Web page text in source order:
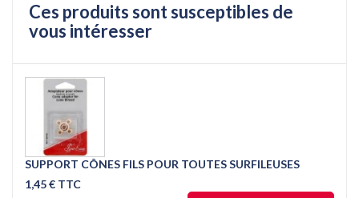
Ces produits sont susceptibles de
vous intéresser
SUPPORT CÔNES FILS POUR TOUTES SURFILEUSES
1,45 € TTC